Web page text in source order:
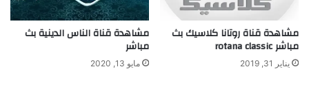
مشاهدة قناة روتانا كلاسيك بث
مباشر rotana classic
يناير 31, 2019
مشاهدة قناة الناس الدينية بث
مباشر
مايو 13, 2020